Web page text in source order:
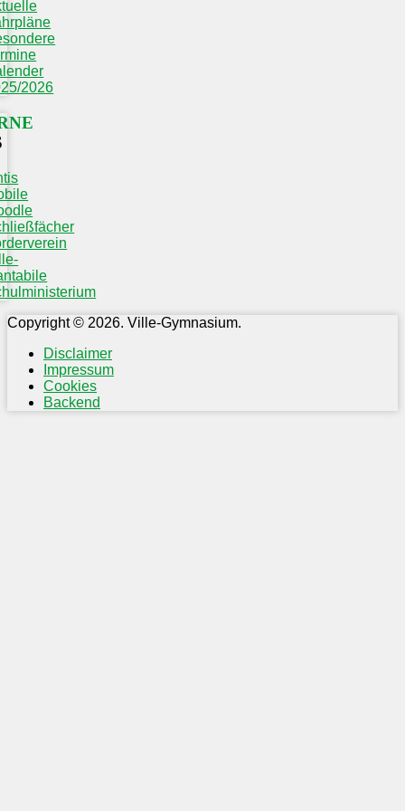
2026
Copyright © 2026. Ville-Gymnasium.
Disclaimer
Impressum
Cookies
Backend